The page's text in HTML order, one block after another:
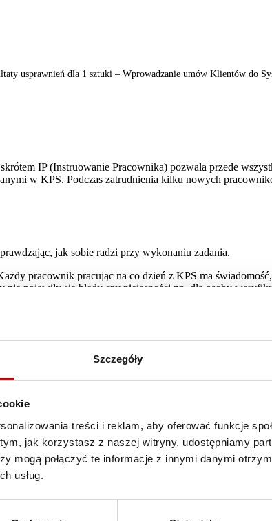
Szczegóły
treści i reklam, aby oferować funkcje
jak korzystasz z naszej witryny, udostępniamy
mogą połączyć te informacje z innymi danymi
usług.
usprawnień dla 1 sztuki – Wprowadzanie umów Klientów do
IP (Instruowanie Pracownika) pozwala przede
w KPS. Podczas zatrudnienia kilku nowych
jak sobie radzi przy wykonaniu zadania.
pracownik pracując na co dzień z KPS ma
pojawiły się błędy czy niejasności np. dla osoby
kroku bez dopytywania koleżanki czy kolegi lub
przełożonego.
pracownika. Mam wtedy możliwość zweryfikowania,
w pracy, którą w narzędziu TWI nazywamy
w wynikach pracy, zostaje wdrożone do codziennego
wie, że jest ważnym ogniwem w zespole.